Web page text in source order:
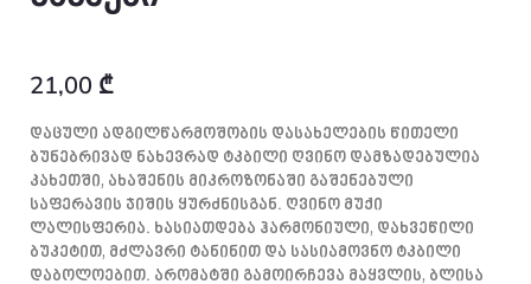
21,00 ₾
Დაცული Ადგილწარმოშობის Დასახელების Წითელი
Ბუნებრივად Ნახევრად Ტკბილი Ღვინო Დამზადებულია
Კახეთში, Ახაშენის Მიკროზონაში Გაშენებული
Საფერავის Ჯიშის Ყურძნისგან. Ღვინო Მუქი
Ლალისფერია. Ხასიათდება Ჰარმონიული, Დახვეწილი
Ბუკეტით, Მძლავრი Ტანინით Და Სასიამოვნო Ტკბილი
Დაბოლოებით. Არომატში Გამოირჩევა Მაყვლის, Ბლისა